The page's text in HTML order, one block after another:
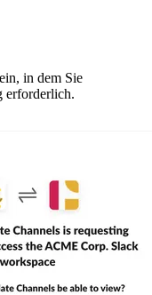
in dem Sie
erforderlich.